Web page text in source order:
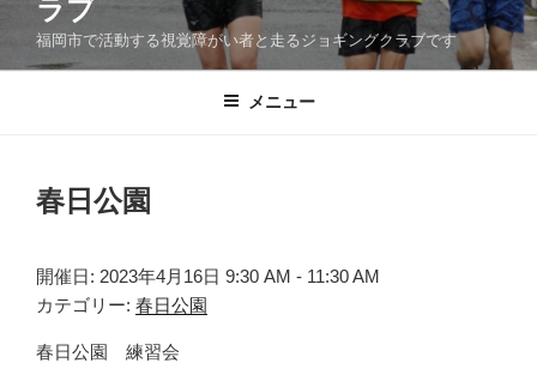
ッ
ラブ
福岡市で活動する視覚障がい者と走るジョギングクラブです
メニュー
春日公園
開催日: 2023年4月16日 9:30 AM - 11:30 AM
カテゴリー: 春日公園
春日公園 練習会